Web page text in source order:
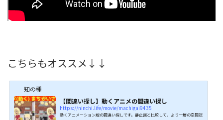
こちらもオススメ↓↓
知の種
【間違い探し】動くアニメの間違い探し
https://ninchi.life/movie/machigai9435
動くアニメーション版の間違い探しです。静止画と比較して、より一層の空間認